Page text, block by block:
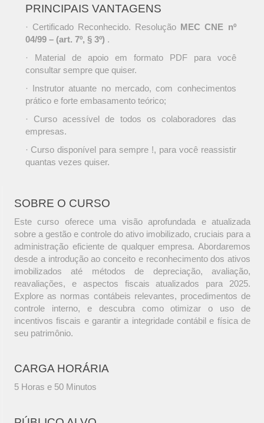
PRINCIPAIS VANTAGENS
· Certificado Reconhecido. Resolução MEC CNE nº
04/99 – (art. 7º, § 3º) .
· Material de apoio em formato PDF para você
consultar sempre que quiser.
· Instrutor atuante no mercado, com conhecimentos
prático e forte embasamento teórico;
· Curso acessível de todos os colaboradores das
empresas.
· Curso disponível para sempre !, para você reassistir
quantas vezes quiser.
SOBRE O CURSO
Este curso oferece uma visão aprofundada e atualizada
sobre a gestão e controle do ativo imobilizado, cruciais para a
administração eficiente de qualquer empresa. Abordaremos
desde a introdução ao conceito e reconhecimento dos ativos
imobilizados até métodos de depreciação, avaliação,
reavaliações, e aspectos fiscais atualizados para 2025.
Explore as normas contábeis relevantes, procedimentos de
controle interno, e descubra como otimizar o uso de
incentivos fiscais e garantir a integridade contábil e física de
seu patrimônio.
CARGA HORÁRIA
5 Horas e 50 Minutos